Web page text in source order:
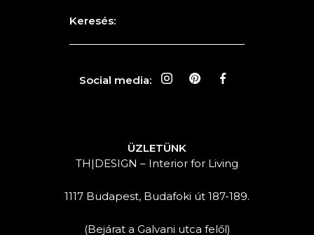
Keresés:
Social media:
ÜZLETÜNK
TH|DESIGN – Interior for Living
1117 Budapest, Budafoki út 187-189.
(Bejárat a Galvani utca felől)